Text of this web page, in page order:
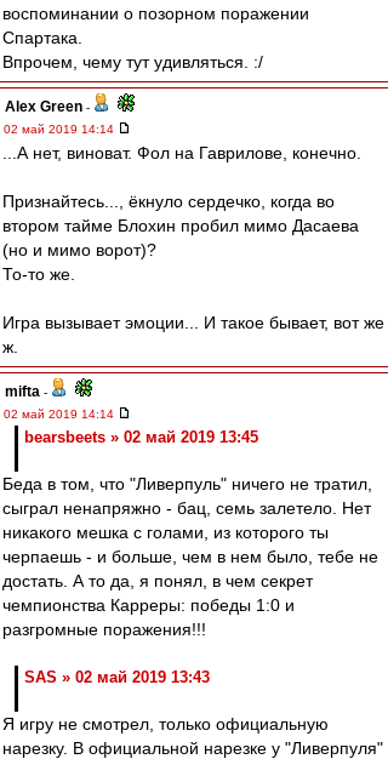
воспоминании о позорном поражении
Спартака.
Впрочем, чему тут удивляться. :/
Alex Green -
02 май 2019 14:14
...А нет, виноват. Фол на Гаврилове, конечно.
Признайтесь..., ёкнуло сердечко, когда во
втором тайме Блохин пробил мимо Дасаева
(но и мимо ворот)?
То-то же.
Игра вызывает эмоции... И такое бывает, вот же
ж.
mifta -
02 май 2019 14:14
bearsbeets » 02 май 2019 13:45
Беда в том, что "Ливерпуль" ничего не тратил,
сыграл ненапряжно - бац, семь залетело. Нет
никакого мешка с голами, из которого ты
черпаешь - и больше, чем в нем было, тебе не
достать. А то да, я понял, в чем секрет
чемпионства Карреры: победы 1:0 и
разгромные поражения!!!
SAS » 02 май 2019 13:43
Я игру не смотрел, только официальную
нарезку. В официальной нарезке у "Ливерпуля"